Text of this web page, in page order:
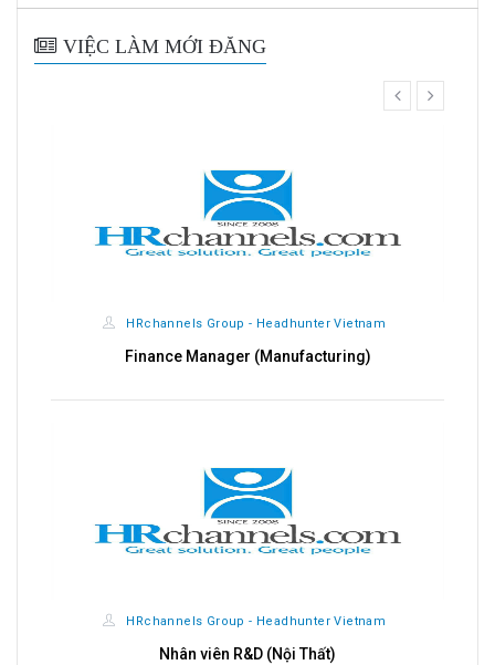
VIỆC LÀM MỚI ĐĂNG
HRchannels Group - Headhunter Vietnam
Finance Manager (Manufacturing)
HRchannels Group - Headhunter Vietnam
Nhân viên R&D (Nội Thất)
prev